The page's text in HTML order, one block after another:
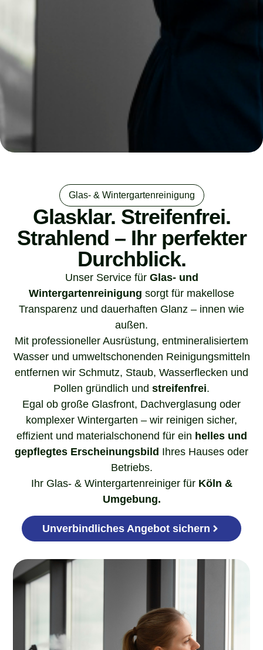
Glas- & Wintergartenreinigung
Glasklar. Streifenfrei.
Strahlend – Ihr perfekter
Durchblick.
Unser Service für Glas- und
Wintergartenreinigung sorgt für makellose
Transparenz und dauerhaften Glanz – innen wie
außen.
Mit professioneller Ausrüstung, entmineralisiertem
Wasser und umweltschonenden Reinigungsmitteln
entfernen wir Schmutz, Staub, Wasserflecken und
Pollen gründlich und streifenfrei
Egal ob große Glasfront, Dachverglasung oder
komplexer Wintergarten – wir reinigen sicher,
effizient und materialschonend für ein helles und
gepflegtes Erscheinungsbild Ihres Hauses oder
Betriebs.
Ihr Glas- & Wintergartenreiniger für Köln &
Umgebung.
Unverbindliches Angebot sichern